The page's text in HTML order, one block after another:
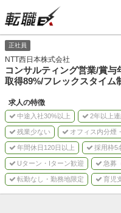
正社員
NTT西日本株式会社
コンサルティング営業/賞与
取得89%/フレックスタイム
求人の特徴
中途入社30%以上 2年以上
残業少ない オフィス内分煙
年間休日120日以上 採用枠5
Uターン・Iターン歓迎 急募
転勤なし・勤務地限定 育児